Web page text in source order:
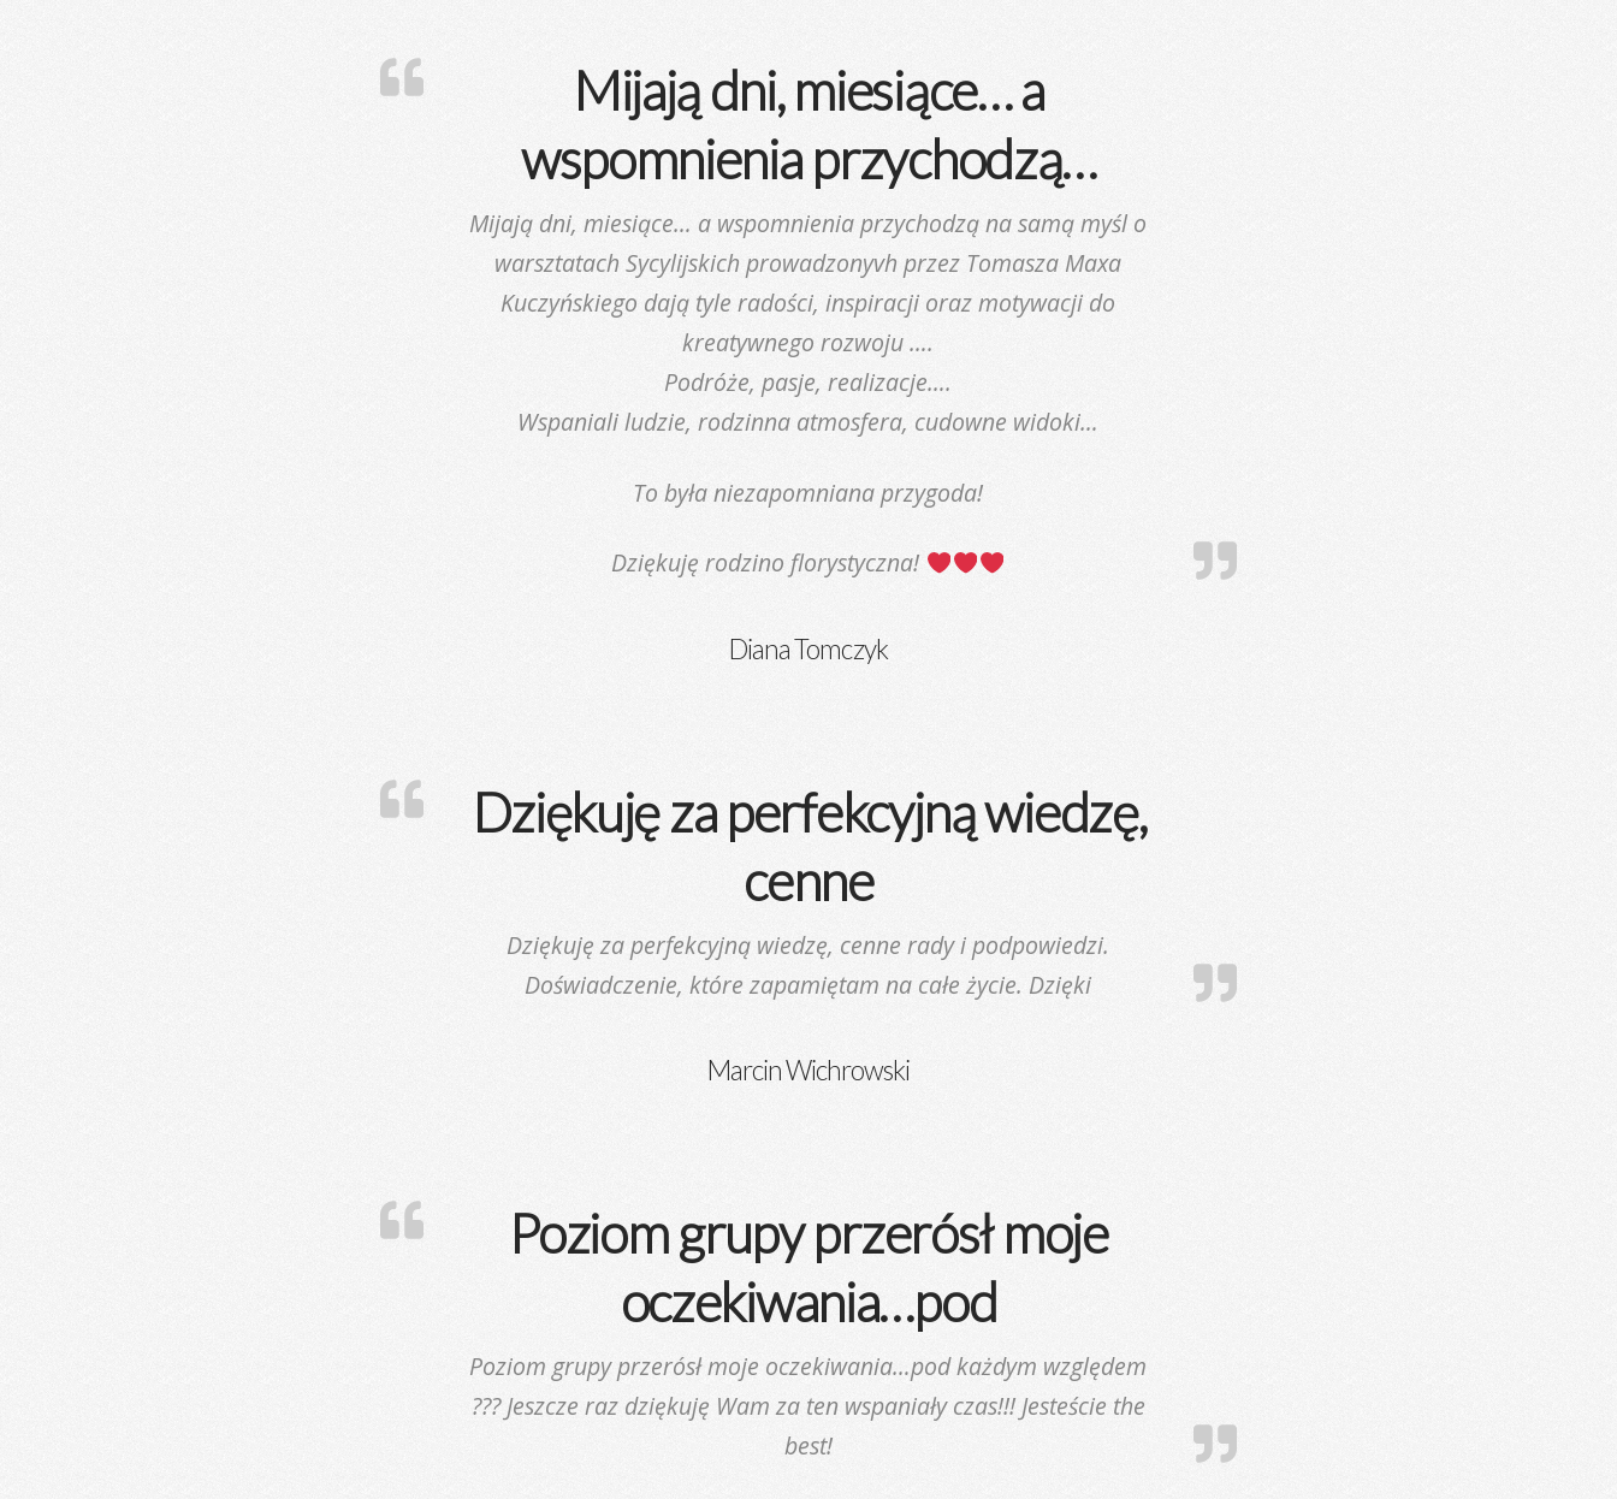
Mijają dni, miesiące… a
wspomnienia przychodzą…
Mijają dni, miesiące… a wspomnienia przychodzą na samą myśl o
warsztatach Sycylijskich prowadzonyvh przez Tomasza Maxa
Kuczyńskiego dają tyle radości, inspiracji oraz motywacji do
kreatywnego rozwoju ….
Podróże, pasje, realizacje….
Wspaniali ludzie, rodzinna atmosfera, cudowne widoki…
To była niezapomniana przygoda!
Dziękuję rodzino florystyczna!
Diana Tomczyk
Dziękuję za perfekcyjną wiedzę,
cenne
Dziękuję za perfekcyjną wiedzę, cenne rady i podpowiedzi.
Doświadczenie, które zapamiętam na całe życie. Dzięki
Marcin Wichrowski
Poziom grupy przerósł moje
oczekiwania…pod
Poziom grupy przerósł moje oczekiwania…pod każdym względem
??? Jeszcze raz dziękuję Wam za ten wspaniały czas!!! Jesteście the
best!